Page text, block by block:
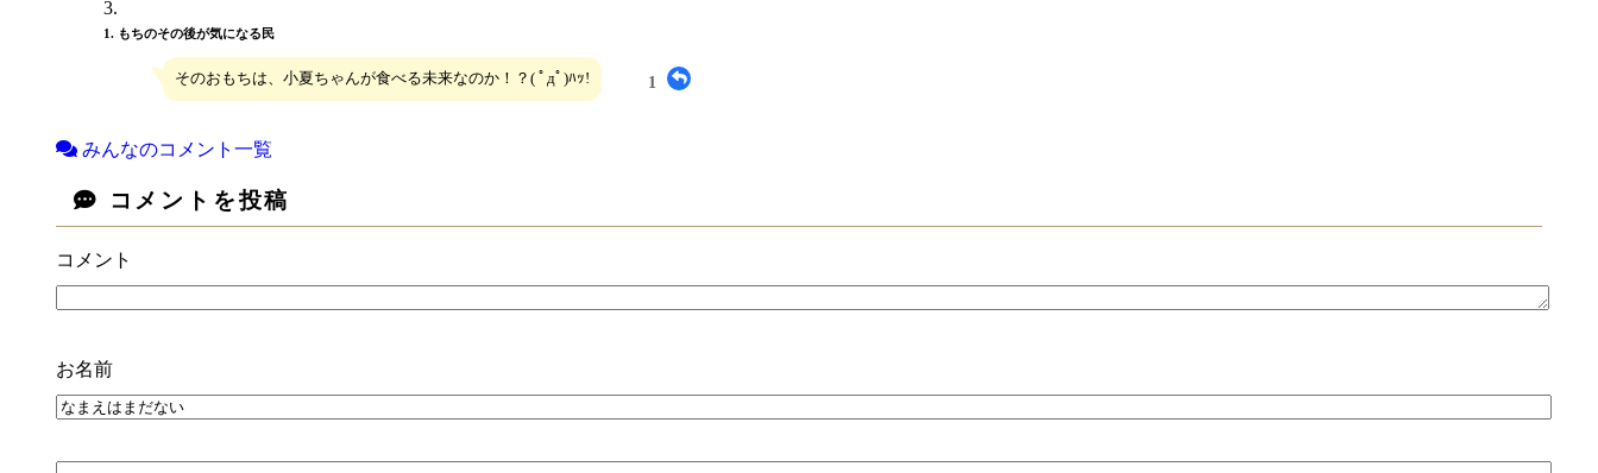
1. もちのその後が気になる民
そのおもちは、小夏ちゃんが食べる未来なのか！？( ﾟдﾟ)ﾊｯ! 1
みんなのコメント一覧
コメントを投稿
コメント
お名前